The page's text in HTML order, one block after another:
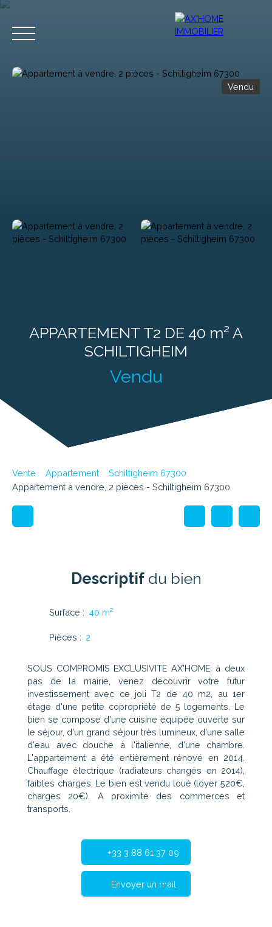
Vendu
APPARTEMENT T2 DE 40 m² A
SCHILTIGHEIM
Vendu
Vente Appartement
Schiltigheim 67300
Appartement à vendre, 2 pièces - Schiltigheim 67300
Descriptifdu bien
Surface : 40 m²
Pièces : 2
SOUS COMPROMIS EXCLUSIVITE AX'HOME, à deux
pas de la mairie, venez découvrir votre futur
investissement avec ce joli T2 de 40 m2, au 1er
étage d'une petite copropriété de 5 logements. Le
bien se compose d'une cuisine équipée ouverte sur
le séjour, d'un grand séjour très lumineux, d'une salle
d'eau avec douche à l'italienne, d'une chambre.
L'appartement a été entièrement rénové en 2014.
Chauffage électrique (radiateurs changés en 2014),
faibles charges. Le bien est vendu loué (loyer 520€,
charges 20€). A proximité des commerces et
transports.
+33 3 88 61 37 09
Envoyer un mail